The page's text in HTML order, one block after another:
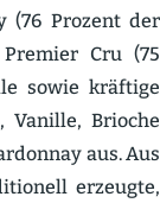
(76 Prozent der
Cru (75
sowie kräftige
Vanille, Brioche
aus. Aus
erzeugte,